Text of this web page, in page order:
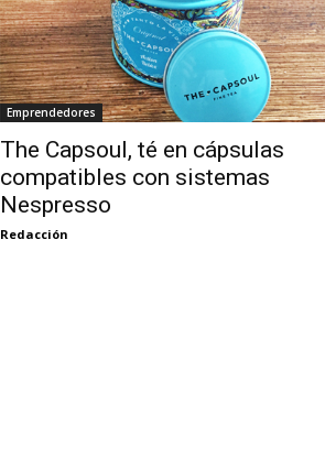
Emprendedores
The Capsoul, té en cápsulas
compatibles con sistemas
Nespresso
Redacción